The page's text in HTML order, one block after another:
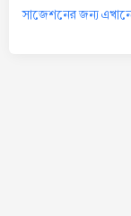
সাজেশনের জন্য